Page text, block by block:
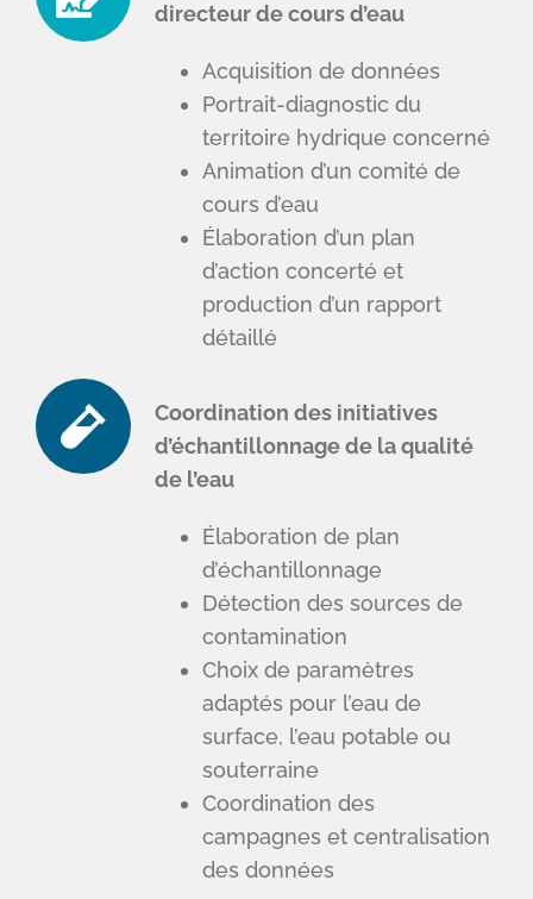
directeur de cours d’eau
Acquisition de données
Portrait-diagnostic du
territoire hydrique concerné
Animation d’un comité de
cours d’eau
Élaboration d’un plan
d’action concerté et
production d’un rapport
détaillé
Coordination des initiatives
d’échantillonnage de la qualité
de l’eau
Élaboration de plan
d’échantillonnage
Détection des sources de
contamination
Choix de paramètres
adaptés pour l’eau de
surface, l’eau potable ou
souterraine
Coordination des
campagnes et centralisation
des données